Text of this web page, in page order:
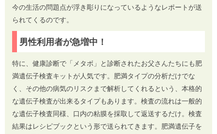
今の生活の問題点が浮き彫りになっているようなレポートが送
られてくるのです。
男性利用者が急増中！
特に、健康診断で「メタボ」と診断されたお父さんたちにも肥
満遺伝子検査キットが人気です。肥満タイプの分析だけでな
く、その他の病気のリスクまで解析してくれるという、本格的
な遺伝子検査が出来るタイプもあります。検査の流れは一般的
な遺伝子検査同様、口内の粘膜を採取して返送するだけ。検査
結果はレシピブックという形で送られてきます。肥満遺伝子を